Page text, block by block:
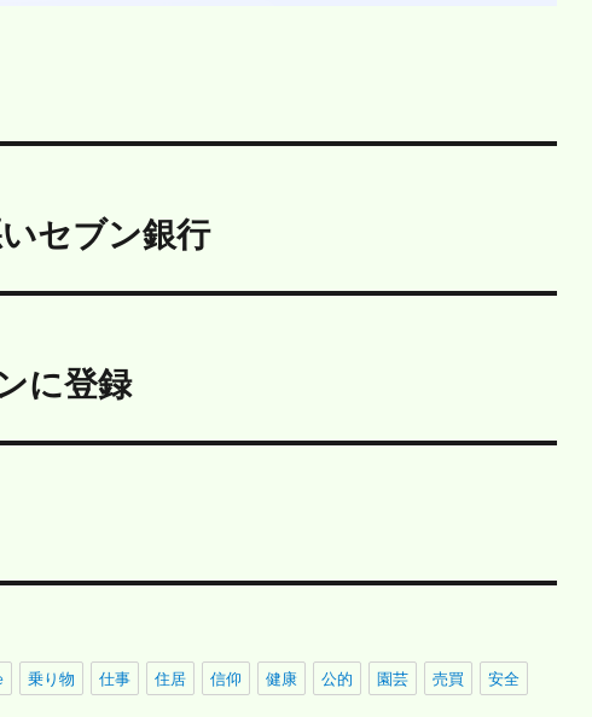
セブン銀行
に登録
乗り物 仕事 住居 信仰 健康 公的 園芸 売買 安全